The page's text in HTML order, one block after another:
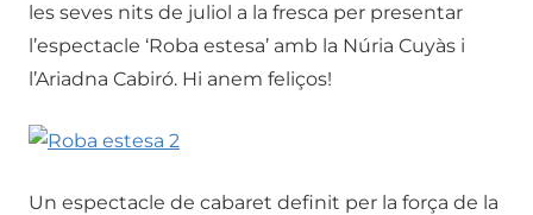
les seves nits de juliol a la fresca per presentar
l’espectacle ‘Roba estesa’ amb la Núria Cuyàs i
l’Ariadna Cabiró. Hi anem feliços!
Un espectacle de cabaret definit per la força de la